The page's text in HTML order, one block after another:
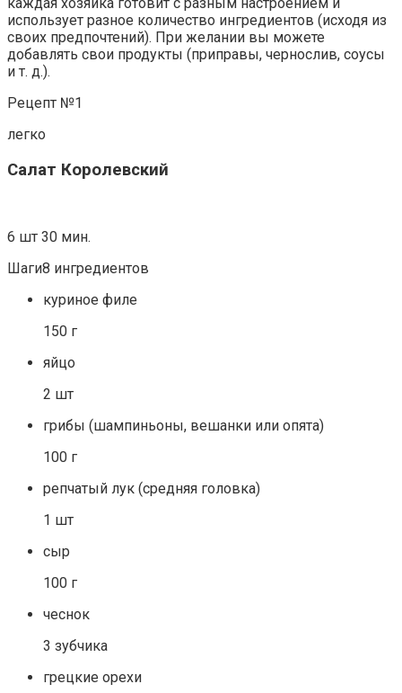
каждая хозяйка готовит с разным настроением и
использует разное количество ингредиентов (исходя из
своих предпочтений). При желании вы можете
добавлять свои продукты (приправы, чернослив, соусы
и т. д.).
Рецепт №1
легко
Салат Королевский
6 шт 30 мин.
Шаги8 ингредиентов
куриное филе
150 г
яйцо
2 шт
грибы (шампиньоны, вешанки или опята)
100 г
репчатый лук (средняя головка)
1 шт
сыр
100 г
чеснок
3 зубчика
грецкие орехи